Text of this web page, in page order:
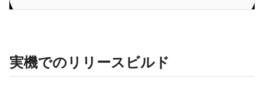
実機でのリリースビルド